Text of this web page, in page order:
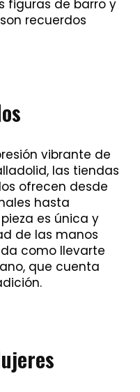
figuras de barro y
recuerdos
vibrante de
las tiendas
ofrecen desde
hasta
es única y
de las manos
como llevarte
que cuenta